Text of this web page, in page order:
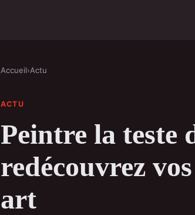
Accueil›Actu
ACTU
Peintre la teste
redécouvrez
art